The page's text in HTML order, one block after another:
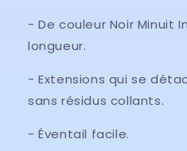
- De couleur Noir Minuit
longueur.
- Extensions qui se
sans résidus collants.
- Éventail facile.